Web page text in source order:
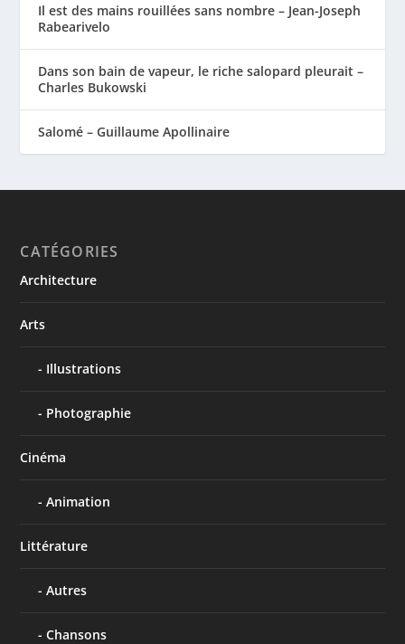
Il est des mains rouillées sans nombre – Jean-Joseph
Rabearivelo
Dans son bain de vapeur, le riche salopard pleurait –
Charles Bukowski
Salomé – Guillaume Apollinaire
CATÉGORIES
Architecture
Arts
Illustrations
Photographie
Cinéma
Animation
Littérature
Autres
Chansons